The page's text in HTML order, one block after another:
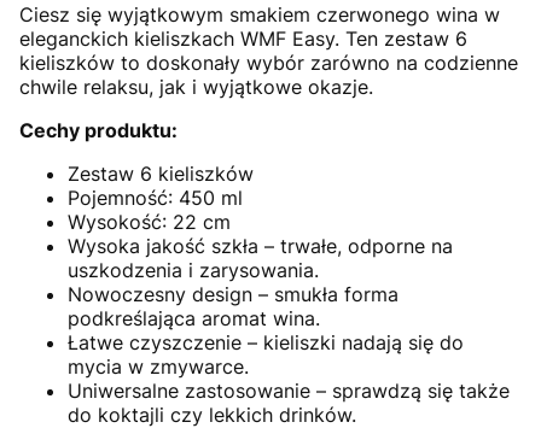
Ciesz się wyjątkowym smakiem czerwonego wina w
eleganckich kieliszkach WMF Easy. Ten zestaw 6
kieliszków to doskonały wybór zarówno na codzienne
chwile relaksu, jak i wyjątkowe okazje.
Cechy produktu:
Zestaw 6 kieliszków
Pojemność: 450 ml
Wysokość: 22 cm
Wysoka jakość szkła – trwałe, odporne na
uszkodzenia i zarysowania.
Nowoczesny design – smukła forma
podkreślająca aromat wina.
Łatwe czyszczenie – kieliszki nadają się do
mycia w zmywarce.
Uniwersalne zastosowanie – sprawdzą się także
do koktajli czy lekkich drinków.